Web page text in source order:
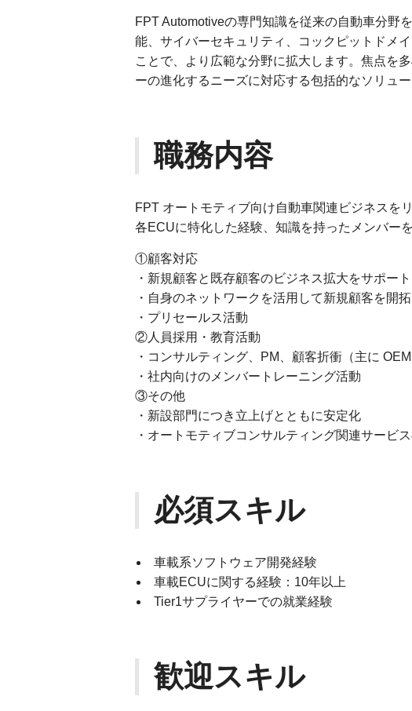
FPT Automotiveの専門知識を従来の自動車分野
能、サイバーセキュリティ、コックピットドメ
ことで、より広範な分野に拡大します。焦点を
ーの進化するニーズに対応する包括的なソリュ
職務内容
FPT オートモティブ向け自動車関連ビジネスを
各ECUに特化した経験、知識を持ったメンバー
①顧客対応
・新規顧客と既存顧客のビジネス拡大をサポート
・自身のネットワークを活用して新規顧客を開拓
・プリセールス活動
②人員採用・教育活動
・コンサルティング、PM、顧客折衝（主に
・社内向けのメンバートレーニング活動
③その他
・新設部門につき立上げとともに安定化
・オートモティブコンサルティング関連サービ
必須スキル
車載系ソフトウェア開発経験
車載ECUに関する経験：10年以上
Tier1サプライヤーでの就業経験
歓迎スキル